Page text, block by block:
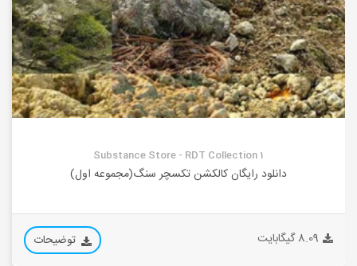
Substance Store - RDT Collection 1
دانلود رایگان کالکشن تکسچر سنگ(مجموعه اول)
8.09 گیگابایت توضیحات